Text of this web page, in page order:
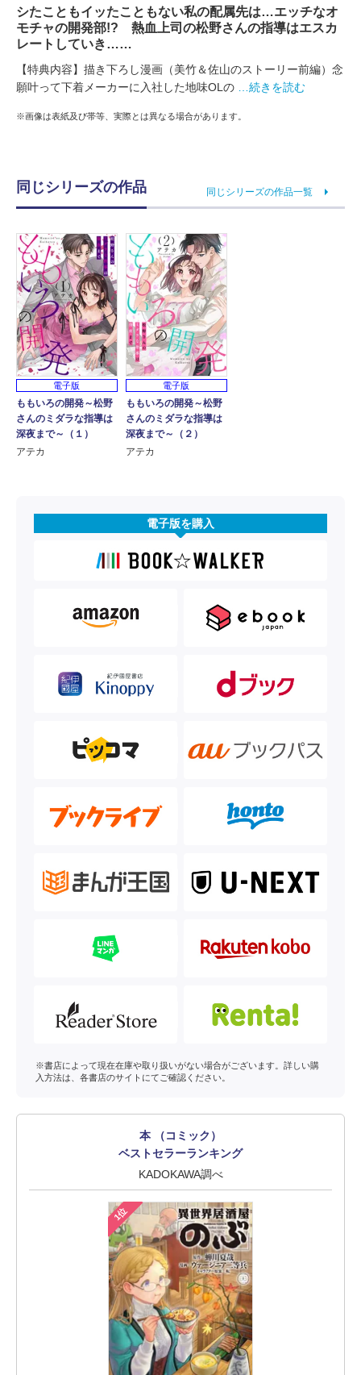
シたこともイッたこともない私の配属先は…エッチなオ
モチャの開発部!? 熱血上司の松野さんの指導はエスカ
レートしていき……
【特典内容】描き下ろし漫画（美竹＆佐山のストーリー前編）念
願叶って下着メーカーに入社した地味OLの
…続きを読む
※画像は表紙及び帯等、実際とは異なる場合があります。
同じシリーズの作品 同じシリーズの作品一覧
電子版
ももいろの開発～松野
さんのミダラな指導は
深夜まで～（１）
アテカ
電子版
ももいろの開発～松野
さんのミダラな指導は
深夜まで～（２）
アテカ
電子版を購入
※書店によって現在在庫や取り扱いがない場合がございます。詳しい購
入方法は、各書店のサイトにてご確認ください。
本 （コミック）
ベストセラーランキング
KADOKAWA調べ
1位